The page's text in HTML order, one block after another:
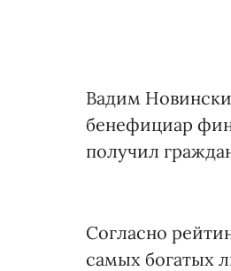
Вадим
бенефициар
получил
Согласно
самых богатых